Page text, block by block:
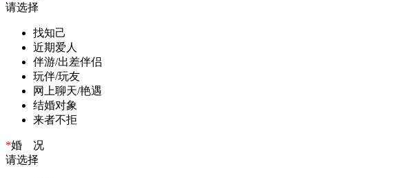
请选择
找知己
近期爱人
伴游/出差伴侣
玩伴/玩友
网上聊天/艳遇
结婚对象
来者不拒
*婚 况
请选择